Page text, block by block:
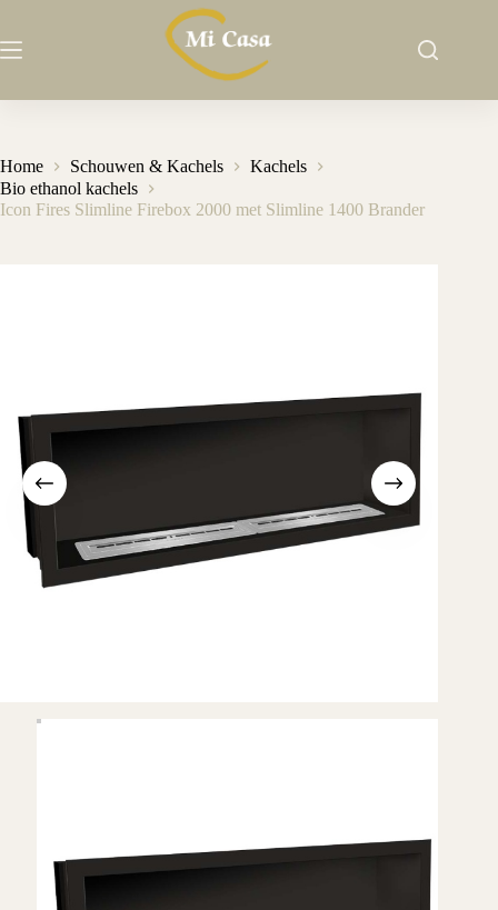
de
Home Schouwen & Kachels
Kachels
Bio ethanol kachels
Icon Fires Slimline Firebox 2000 met Slimline 1400 Brander